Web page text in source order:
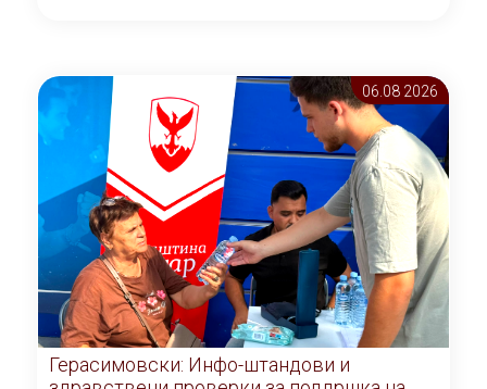
06.08 2026
Герасимовски: Инфо-штандови и